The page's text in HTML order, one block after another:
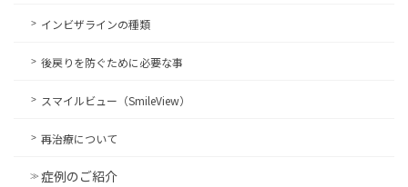
インビザラインの種類
後戻りを防ぐために必要な事
スマイルビュー（SmileView）
再治療について
症例のご紹介